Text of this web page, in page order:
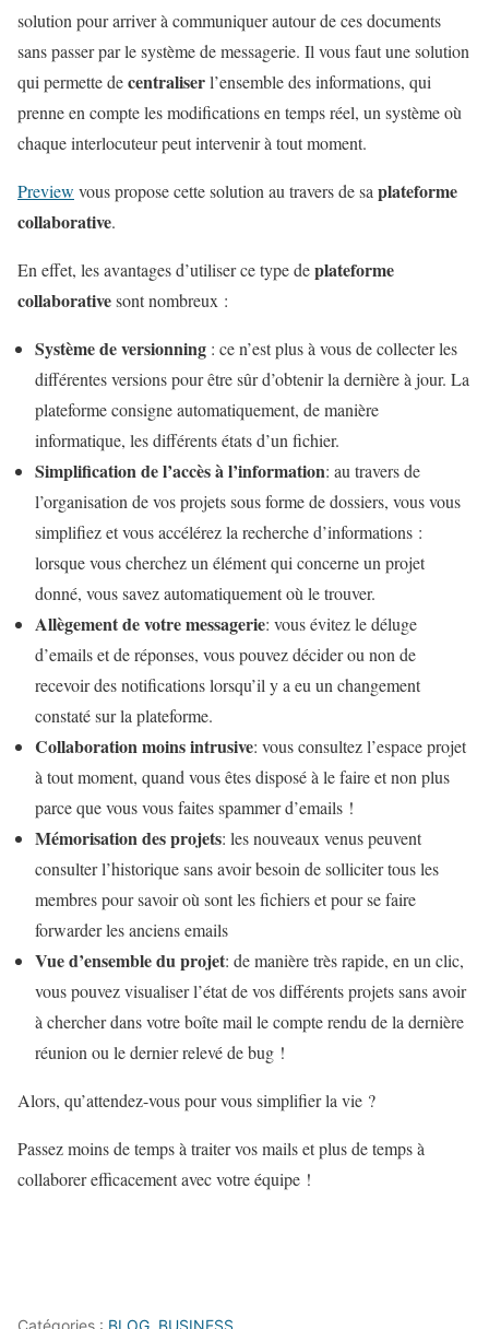
solution pour arriver à communiquer autour de ces documents
sans passer par le système de messagerie. Il vous faut une solution
qui permette decentraliserl’ensemble des informations, qui
prenne en compte les modifications en temps réel, un système où
chaque interlocuteur peut intervenir à tout moment.
Preview vous propose cette solution au travers de saplateforme
collaborative.
En effet, les avantages d’utiliser ce type deplateforme
collaborativesont nombreux :
Système de versionning : ce n’est plus à vous de collecter les
différentes versions pour être sûr d’obtenir la dernière à jour. La
plateforme consigne automatiquement, de manière
informatique, les différents états d’un fichier.
Simplification de l’accès à l’information: au travers de
l’organisation de vos projets sous forme de dossiers, vous vous
simplifiez et vous accélérez la recherche d’informations :
lorsque vous cherchez un élément qui concerne un projet
donné, vous savez automatiquement où le trouver.
Allègement de votre messagerie: vous évitez le déluge
d’emails et de réponses, vous pouvez décider ou non de
recevoir des notifications lorsqu’il y a eu un changement
constaté sur la plateforme.
Collaboration moins intrusive: vous consultez l’espace projet
à tout moment, quand vous êtes disposé à le faire et non plus
parce que vous vous faites spammer d’emails !
Mémorisation des projets: les nouveaux venus peuvent
consulter l’historique sans avoir besoin de solliciter tous les
membres pour savoir où sont les fichiers et pour se faire
forwarder les anciens emails
Vue d’ensemble du projet: de manière très rapide, en un clic,
vous pouvez visualiser l’état de vos différents projets sans avoir
à chercher dans votre boîte mail le compte rendu de la dernière
réunion ou le dernier relevé de bug !
Alors, qu’attendez-vous pour vous simplifier la vie ?
Passez moins de temps à traiter vos mails et plus de temps à
collaborer efficacement avec votre équipe !